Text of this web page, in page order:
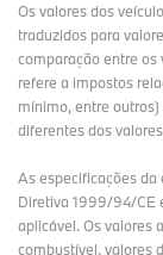
Os valores dos
traduzidos para
comparação entre os
refere a impostos
mínimo, entre outros)
diferentes dos
As especificações da
Diretiva 1999/94/CE
aplicável. Os valores
combustível, valores